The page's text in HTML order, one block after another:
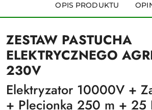
OPIS PRODUKTU
ZESTAW PASTUCHA
ELEKTRYCZNEGO
230V
Elektryzator 10000V +
+ Plecionka 250 m + 25